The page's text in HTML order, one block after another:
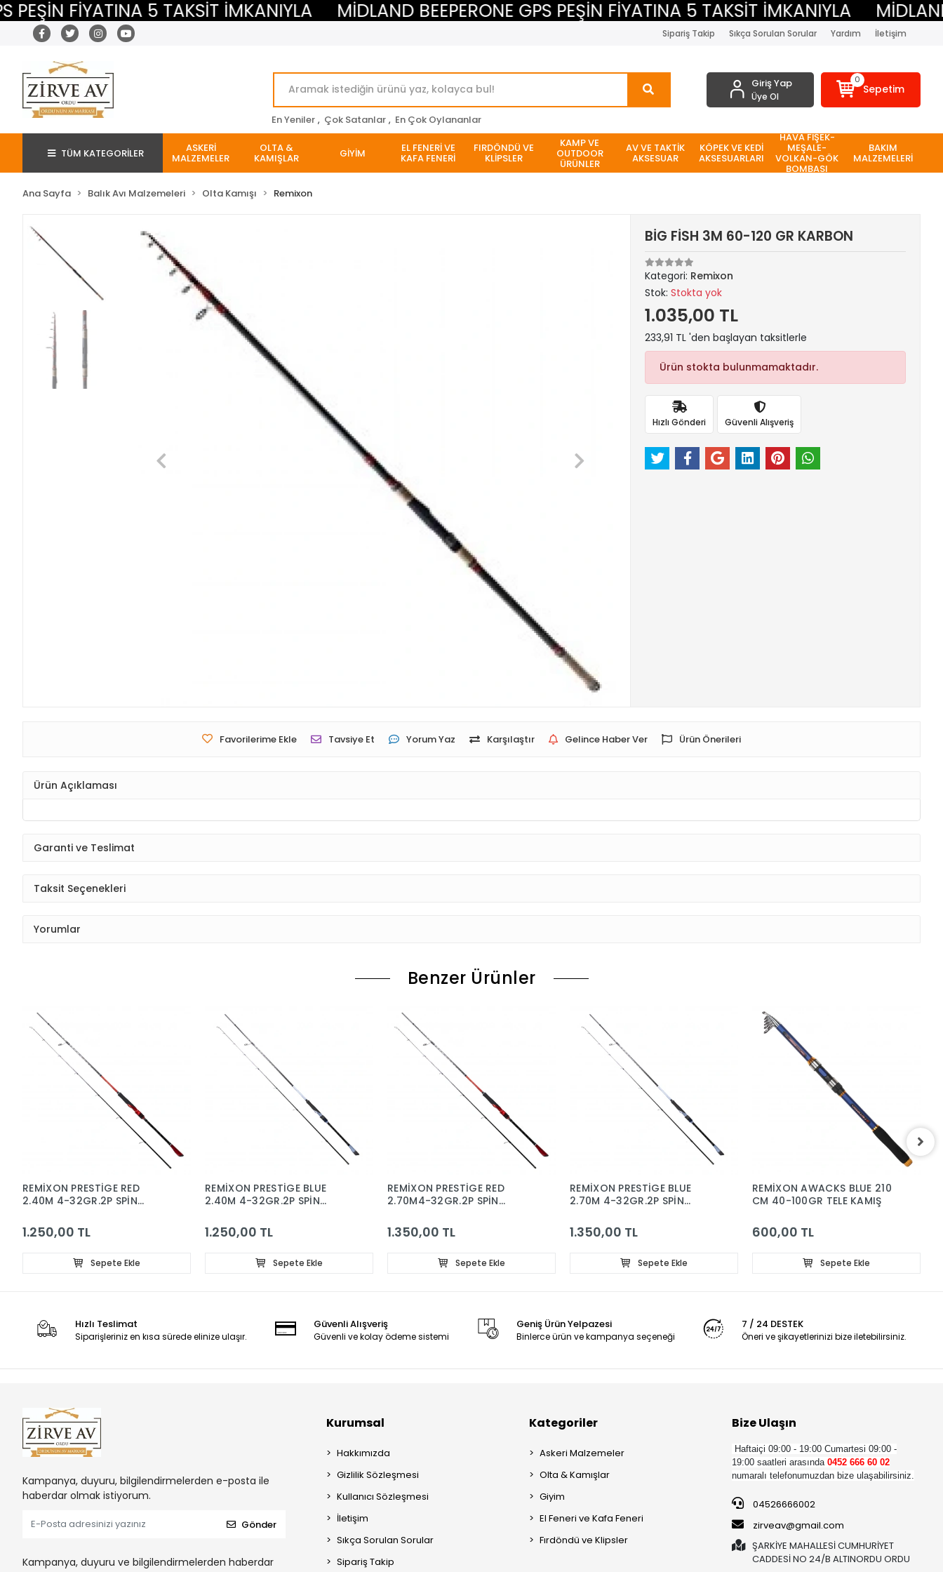
FİYATINA 5 TAKSİT İMKANIYLA MİDLAND BEEPERONE GPS PEŞİN FİYATINA 5 TAKSİT İMKANIYLA MİDLAND
Sipariş Takip Sıkça Sorulan Sorular Yardım İletişim
En Yeniler , Çok Satanlar , En Çok Oylananlar
Giriş Yap
Üye Ol
0
Sepetim
TÜM KATEGORİLER ASKERİ
MALZEMELER
OLTA &
KAMIŞLAR GİYİM EL FENERİ VE
KAFA FENERİ
FIRDÖNDÜ VE
KLİPSLER
KAMP VE
OUTDOOR
ÜRÜNLER
AV VE TAKTİK
AKSESUAR
KÖPEK VE KEDİ
AKSESUARLARI
HAVA FİŞEK-
MEŞALE-
VOLKAN-GÖK
BOMBASI
BAKIM
MALZEMELERİ
Ana Sayfa Balık Avı Malzemeleri Olta Kamışı Remixon
BİG FİSH 3M 60-120 GR KARBON
Kategori: Remixon
Stok:Stokta yok
1.035,00 TL
233,91 TL 'den başlayan taksitlerle
Ürün stokta bulunmamaktadır.
Hızlı Gönderi Güvenli Alışveriş
Favorilerime Ekle Tavsiye Et Yorum Yaz Karşılaştır Gelince Haber Ver Ürün Önerileri
Ürün Açıklaması
Garanti ve Teslimat
Taksit Seçenekleri
Yorumlar
Benzer Ürünler
REMİXON PRESTİGE RED
2.40M 4-32GR.2P SPİN
1.250,00 TL
Sepete Ekle
REMİXON PRESTİGE BLUE
2.40M 4-32GR.2P SPİN
1.250,00 TL
Sepete Ekle
REMİXON PRESTİGE RED
2.70M4-32GR.2P SPİN
1.350,00 TL
Sepete Ekle
REMİXON PRESTİGE BLUE
2.70M 4-32GR.2P SPİN
1.350,00 TL
Sepete Ekle
REMİXON AWACKS BLUE 210
CM 40-100GR TELE KAMIŞ
600,00 TL
Sepete Ekle
Hızlı Teslimat
Siparişleriniz en kısa sürede elinize ulaşır.
Güvenli Alışveriş
Güvenli ve kolay ödeme sistemi
Geniş Ürün Yelpazesi
Binlerce ürün ve kampanya seçeneği
7 / 24 DESTEK
Öneri ve şikayetlerinizi bize iletebilirsiniz.
Kampanya, duyuru, bilgilendirmelerden e-posta ile
haberdar olmak istiyorum.
Gönder
Kampanya, duyuru ve bilgilendirmelerden haberdar
Kurumsal
Hakkımızda
Gizlilik Sözleşmesi
Kullanıcı Sözleşmesi
İletişim
Sıkça Sorulan Sorular
Sipariş Takip
Kategoriler
Askeri Malzemeler
Olta & Kamışlar
Giyim
El Feneri ve Kafa Feneri
Fırdöndü ve Klipsler
Bize Ulaşın
Haftaiçi 09:00 - 19:00Cumartesi 09:00 -
19:00 saatleri arasında0452 666 60 02
numaralı telefonumuzdan bize ulaşabilirsiniz.
04526666002
zirveav@gmail.com
ŞARKİYE MAHALLESİ CUMHURİYET
CADDESİ NO 24/B ALTINORDU ORDU